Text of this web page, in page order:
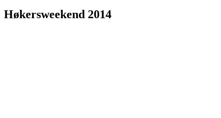
Høkersweekend 2014